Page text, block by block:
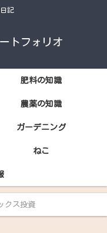
記
トフォリオ
肥料の知識
農薬の知識
ガーデニング
ねこ
クス投資